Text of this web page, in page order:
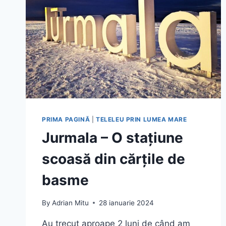
PRIMA PAGINĂ TELELEU PRIN LUMEA MARE
Jurmala – O stațiune
scoasă din cărțile de
basme
By Adrian Mitu 28 ianuarie 2024
Au trecut aproape 2 luni de când am